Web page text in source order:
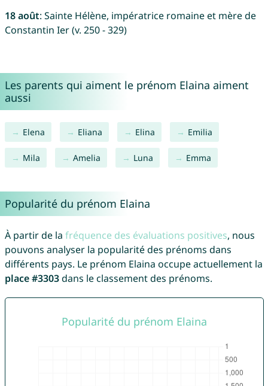
18 août: Sainte Hélène, impératrice romaine et mère de
Constantin Ier (v. 250 - 329)
Les parents qui aiment le prénom Elaina aiment
aussi
Elena Eliana Elina Emilia
Mila Amelia Luna Emma
Popularité du prénom Elaina
À partir de la fréquence des évaluations positives, nous
pouvons analyser la popularité des prénoms dans
différents pays. Le prénom Elaina occupe actuellement la
place #3303dans le classement des prénoms.